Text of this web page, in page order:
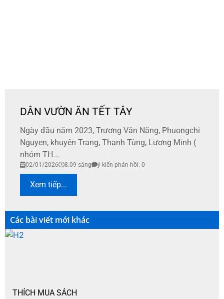
DÂN VƯỜN ĂN TẾT TÂY
Ngày đầu năm 2023, Trương Văn Năng, Phuongchi
Nguyen, khuyên Trang, Thanh Tùng, Lương Minh (
nhóm TH...
02/01/2026 8:09 sáng ý kiến phản hồi: 0
Xem tiếp...
Các bài viết mới khác
THÍCH MUA SÁCH